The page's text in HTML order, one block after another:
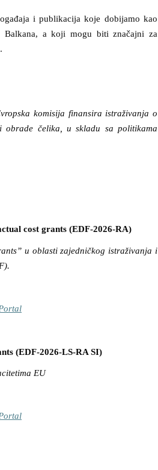
i publikacija koje dobijamo kao
Balkana, a koji mogu biti značajni za
komisija finansira istraživanja o
obrade čelika, u skladu sa politikama
cost grants (EDF-2026-RA)
u oblasti zajedničkog istraživanja i
(EDF-2026-LS-RA SI)
EU